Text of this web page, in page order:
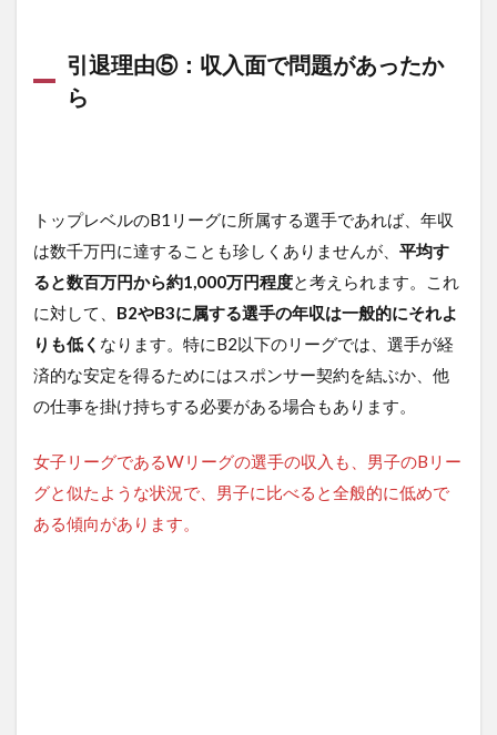
引退理由⑤：収入面で問題があったか
ら
トップレベルのB1リーグに所属する選手であれば、年収
は数千万円に達することも珍しくありませんが、 平均す
ると数百万円から約1,000万円程度と考えられます。これ
に対して、 B2やB3に属する選手の年収は一般的にそれよ
りも低く なります。特にB2以下のリーグでは、選手が経
済的な安定を得るためにはスポンサー契約を結ぶか、他
の仕事を掛け持ちする必要がある場合もあります。
女子リーグであるWリーグの選手の収入も、男子のBリー
グと似たような状況で、男子に比べると全般的に低めで
ある傾向があります。